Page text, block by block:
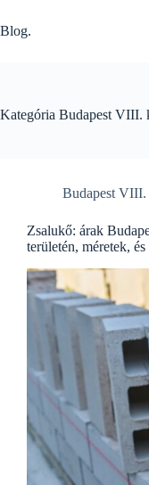
to
content
Blog.
Kategória Budapest VIII.
Budapest VIII.
Zsalukő: árak
területén, méretek,